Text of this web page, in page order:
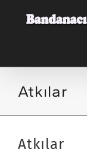
Atkılar
Atkılar